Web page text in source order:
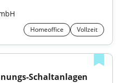
Homeoffice Vollzeit
Schaltanlagen